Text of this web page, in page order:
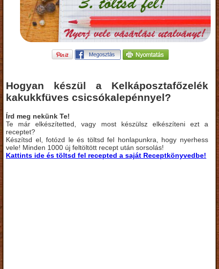
Hogyan készül a Kelkáposztafőzelék
kakukkfüves csicsókalepénnyel?
Írd meg nekünk Te!
Te már elkészítetted, vagy most készülsz elkészíteni ezt a
receptet?
Készítsd el, fotózd le és töltsd fel honlapunkra, hogy nyerhess
vele! Minden 1000 új feltöltött recept után sorsolás!
Kattints ide és töltsd fel recepted a saját Receptkönyvedbe!